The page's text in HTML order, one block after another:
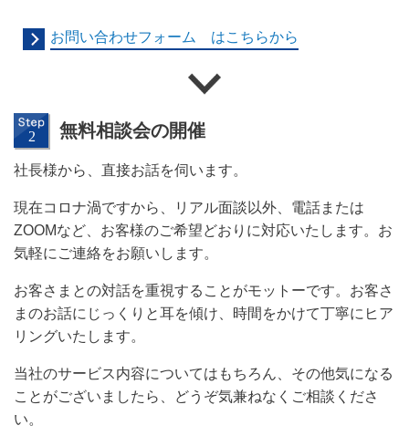
お問い合わせフォーム はこちらから
無料相談会の開催
社長様から、直接お話を伺います。
現在コロナ渦ですから、リアル面談以外、電話または
ZOOMなど、お客様のご希望どおりに対応いたします。お
気軽にご連絡をお願いします。
お客さまとの対話を重視することがモットーです。お客さ
まのお話にじっくりと耳を傾け、時間をかけて丁寧にヒア
リングいたします。
当社のサービス内容についてはもちろん、その他気になる
ことがございましたら、どうぞ気兼ねなくご相談くださ
い。